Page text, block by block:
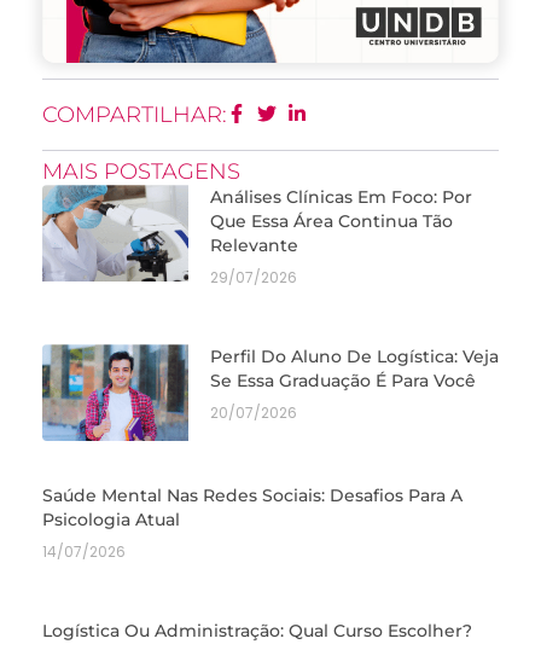
COMPARTILHAR:
MAIS POSTAGENS
Análises Clínicas Em Foco: Por
Que Essa Área Continua Tão
Relevante
29/07/2026
Perfil Do Aluno De Logística: Veja
Se Essa Graduação É Para Você
20/07/2026
Saúde Mental Nas Redes Sociais: Desafios Para A
Psicologia Atual
14/07/2026
Logística Ou Administração: Qual Curso Escolher?